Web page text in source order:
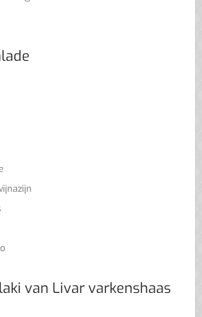
van Livar varkenshaas